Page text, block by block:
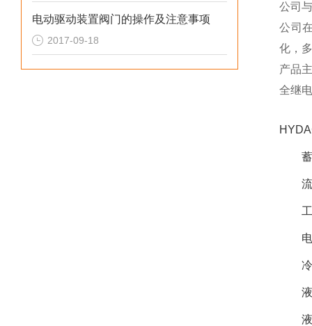
电动驱动装置阀门的操作及注意事项
2017-09-18
公司
公司
化，
产品
全继